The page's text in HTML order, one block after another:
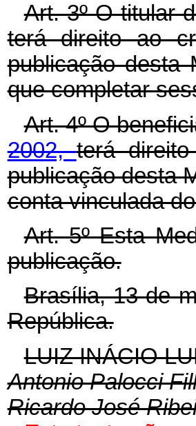
Art. 3º O titular
terá direito ao
publicação desta
que completar
Art. 4º O
2002,terá
publicação desta
conta vinculada
Art. 5º Esta
publicação.
Brasília, 13 de
República.
LUIZ INÁCIO
Antonio Palocci
Ricardo José